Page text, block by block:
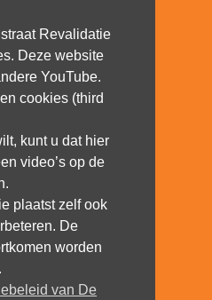
Revalidatie
Deze website
YouTube.
cookies (third
kunt u dat hier
video’s op de
plaatst zelf ook
De
worden
van De